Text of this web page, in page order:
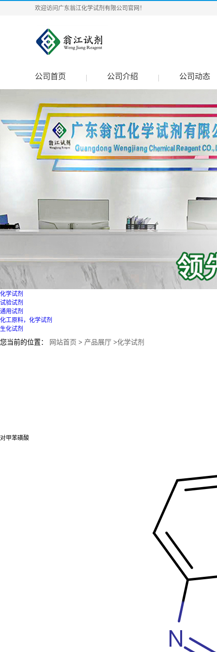
欢迎访问广东翁江化学试剂有限公司官网！
公司首页 公司介绍 公司动态
化学试剂
试验试剂
通用试剂
化工原料，化学试剂
生化试剂
您当前的位置： 网站首页 > 产品展厅 >化学试剂
对甲苯磺酸